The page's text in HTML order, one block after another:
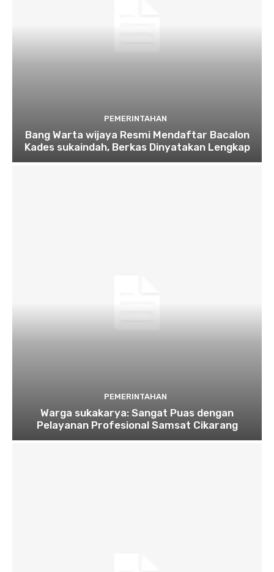
PEMERINTAHAN
Bang Warta wijaya Resmi Mendaftar Bacalon
Kades sukaindah, Berkas Dinyatakan Lengkap
PEMERINTAHAN
Warga sukakarya: Sangat Puas dengan
Pelayanan Profesional Samsat Cikarang